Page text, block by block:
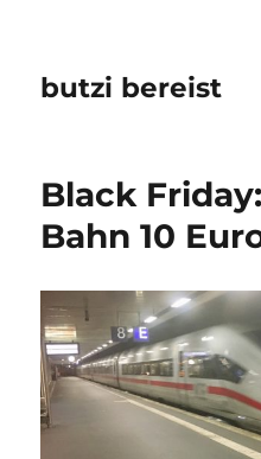
butzi bereist
Black
Bahn 10